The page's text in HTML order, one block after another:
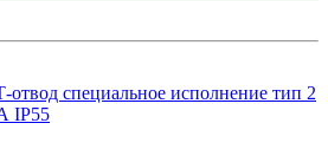
отвод специальное исполнение тип 2
IP55